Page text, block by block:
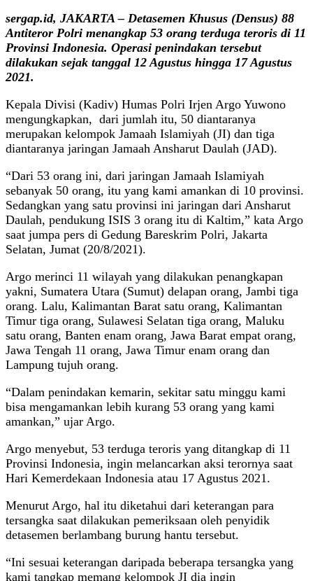
sergap.id, JAKARTA – Detasemen Khusus (Densus) 88
Antiteror Polri menangkap 53 orang terduga teroris di 11
Provinsi Indonesia. Operasi penindakan tersebut
dilakukan sejak tanggal 12 Agustus hingga 17 Agustus
2021.
Kepala Divisi (Kadiv) Humas Polri Irjen Argo Yuwono
mengungkapkan, dari jumlah itu, 50 diantaranya
merupakan kelompok Jamaah Islamiyah (JI) dan tiga
diantaranya jaringan Jamaah Ansharut Daulah (JAD).
“Dari 53 orang ini, dari jaringan Jamaah Islamiyah
sebanyak 50 orang, itu yang kami amankan di 10 provinsi.
Sedangkan yang satu provinsi ini jaringan dari Ansharut
Daulah, pendukung ISIS 3 orang itu di Kaltim,” kata Argo
saat jumpa pers di Gedung Bareskrim Polri, Jakarta
Selatan, Jumat (20/8/2021).
Argo merinci 11 wilayah yang dilakukan penangkapan
yakni, Sumatera Utara (Sumut) delapan orang, Jambi tiga
orang. Lalu, Kalimantan Barat satu orang, Kalimantan
Timur tiga orang, Sulawesi Selatan tiga orang, Maluku
satu orang, Banten enam orang, Jawa Barat empat orang,
Jawa Tengah 11 orang, Jawa Timur enam orang dan
Lampung tujuh orang.
“Dalam penindakan kemarin, sekitar satu minggu kami
bisa mengamankan lebih kurang 53 orang yang kami
amankan,” ujar Argo.
Argo menyebut, 53 terduga teroris yang ditangkap di 11
Provinsi Indonesia, ingin melancarkan aksi terornya saat
Hari Kemerdekaan Indonesia atau 17 Agustus 2021.
Menurut Argo, hal itu diketahui dari keterangan para
tersangka saat dilakukan pemeriksaan oleh penyidik
detasemen berlambang burung hantu tersebut.
“Ini sesuai keterangan daripada beberapa tersangka yang
kami tangkap memang kelompok JI dia ingin